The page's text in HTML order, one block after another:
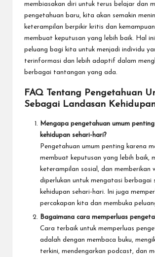
membiasakan diri untuk terus belajar dan
pengetahuan baru, kita akan semakin
keterampilan berpikir kritis dan
membuat keputusan yang lebih baik. Hal
peluang bagi kita untuk menjadi individu
terinformasi dan lebih adaptif dalam
berbagai tantangan yang ada.
FAQ Tentang Pengetahuan
Sebagai Landasan
Mengapa pengetahuan umum
kehidupan sehari-hari?
Pengetahuan umum penting karena
membuat keputusan yang lebih baik,
keterampilan sosial, dan memberikan
diperlukan untuk mengatasi berbagai
kehidupan sehari-hari. Ini juga
percakapan kita dan membuka
Bagaimana cara memperluas
Cara terbaik untuk memperluas
adalah dengan membaca buku,
terkini, mendengarkan podcast, dan